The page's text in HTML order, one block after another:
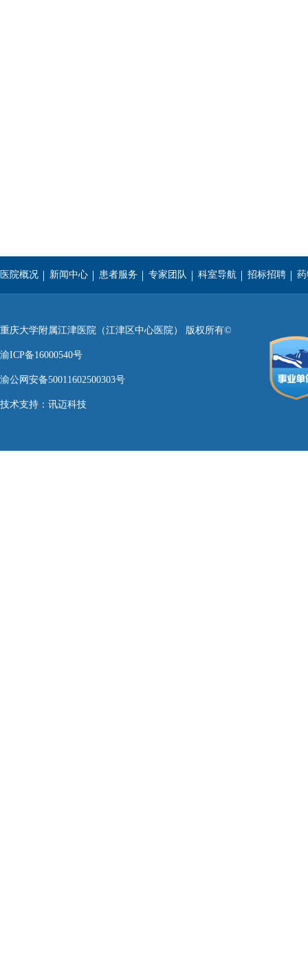
医院概况 新闻中心 患者服务 专家团队 科室导航 招标招聘
重庆大学附属江津医院（江津区中心医院） 版权所有©
渝ICP备16000540号
渝公网安备50011602500303号
技术支持： 讯迈科技